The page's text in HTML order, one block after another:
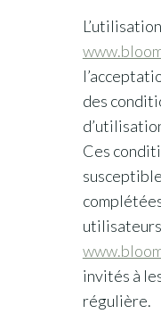
des
Ces
invités à
régulière.